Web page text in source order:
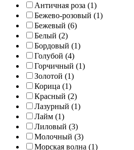
Античная роза (1)
Бежево-розовый (1)
Бежевый (6)
Белый (2)
Бордовый (1)
Голубой (4)
Горчичный (1)
Золотой (1)
Корица (1)
Красный (2)
Лазурный (1)
Лайм (1)
Лиловый (3)
Молочный (3)
Морская волна (1)